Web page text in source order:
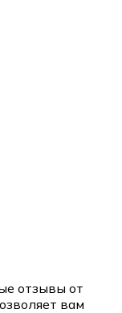
отзывы от
вам